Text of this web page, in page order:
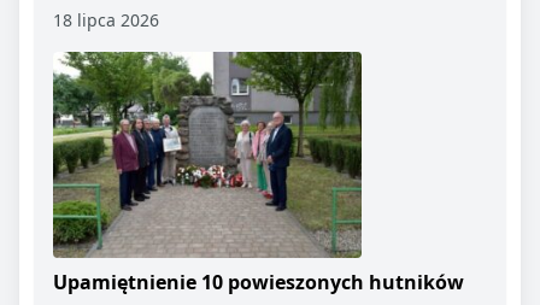
18 lipca 2026
Upamiętnienie 10 powieszonych hutników